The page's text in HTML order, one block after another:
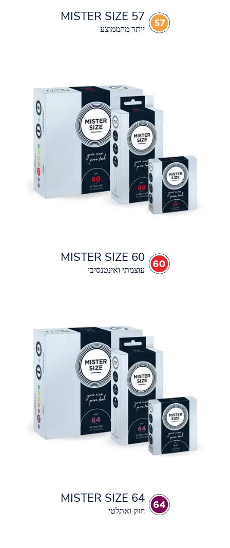
MISTER SIZE 57
יותר מהממוצע
MISTER SIZE 60
עוצמתי ואינטנסיבי
MISTER SIZE 64
חזק ואתלטי